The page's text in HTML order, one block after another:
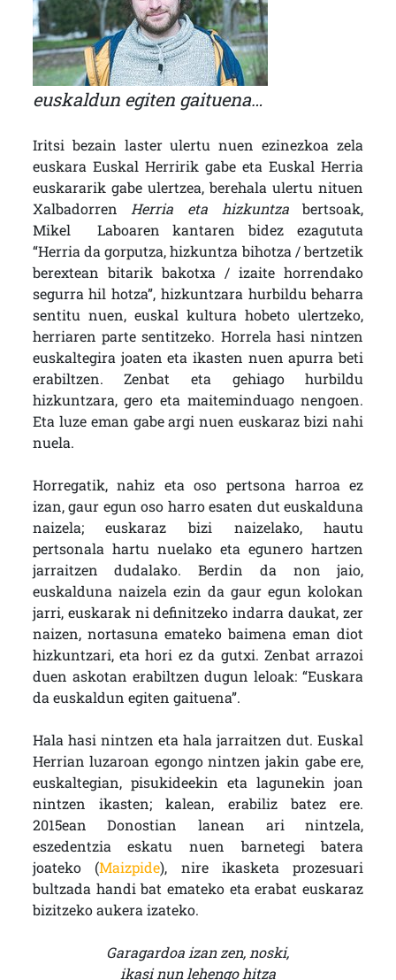
euskaldun egiten gaituena…
Iritsi bezain laster ulertu nuen ezinezkoa zela
euskara Euskal Herririk gabe eta Euskal Herria
euskararik gabe ulertzea, berehala ulertu nituen
XalbadorrenHerria eta hizkuntzabertsoak,
Mikel Laboaren kantaren bidez ezagututa
“Herria da gorputza, hizkuntza bihotza / bertzetik
berextean bitarik bakotxa / izaite horrendako
segurra hil hotza”, hizkuntzara hurbildu beharra
sentitu nuen, euskal kultura hobeto ulertzeko,
herriaren parte sentitzeko. Horrela hasi nintzen
euskaltegira joaten eta ikasten nuen apurra beti
erabiltzen. Zenbat eta gehiago hurbildu
hizkuntzara, gero eta maiteminduago nengoen.
Eta luze eman gabe argi nuen euskaraz bizi nahi
nuela.
Horregatik, nahiz eta oso pertsona harroa ez
izan, gaur egun oso harro esaten dut euskalduna
naizela; euskaraz bizi naizelako, hautu
pertsonala hartu nuelako eta egunero hartzen
jarraitzen dudalako. Berdin da non jaio,
euskalduna naizela ezin da gaur egun kolokan
jarri, euskarak ni definitzeko indarra daukat, zer
naizen, nortasuna emateko baimena eman diot
hizkuntzari, eta hori ez da gutxi. Zenbat arrazoi
duen askotan erabiltzen dugun leloak: “Euskara
da euskaldun egiten gaituena”.
Hala hasi nintzen eta hala jarraitzen dut. Euskal
Herrian luzaroan egongo nintzen jakin gabe ere,
euskaltegian, pisukideekin eta lagunekin joan
nintzen ikasten; kalean, erabiliz batez ere.
2015ean Donostian lanean ari nintzela,
eszedentzia eskatu nuen barnetegi batera
joateko (Maizpide), nire ikasketa prozesuari
bultzada handi bat emateko eta erabat euskaraz
bizitzeko aukera izateko.
Garagardoa izan zen, noski,
ikasi nun lehengo hitza